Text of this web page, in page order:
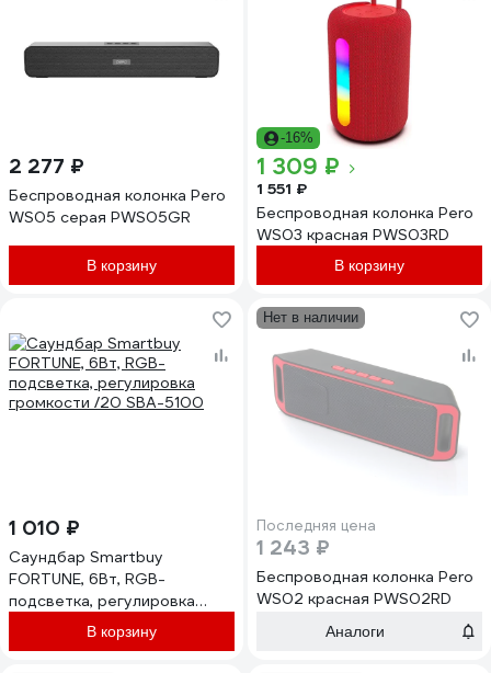
2 277 ₽
Беспроводная колонка Pero
WS05 серая PWS05GR
В корзину
-16%
1 309 ₽
1 551 ₽
Беспроводная колонка Pero
WS03 красная PWS03RD
В корзину
1 010 ₽
Саундбар Smartbuy
FORTUNE, 6Вт, RGB-
подсветка, регулировка
громкости /20 SBA-5100
В корзину
Нет в наличии
Последняя цена
1 243 ₽
Беспроводная колонка Pero
WS02 красная PWS02RD
Аналоги